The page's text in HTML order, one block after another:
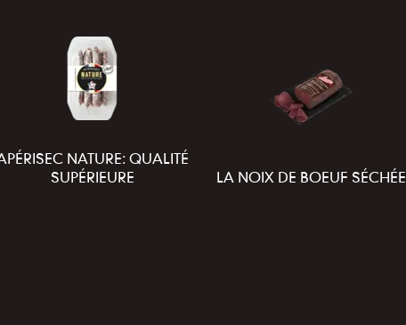
NATURE: QUALITÉ
SUPÉRIEURE
LA NOIX DE BOEUF SÉCHÉE